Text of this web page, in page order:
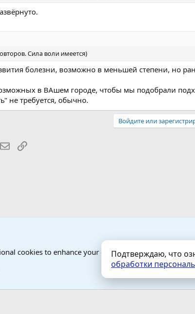
Сила воли имеется)
болезни, возможно в меньшей степени, но
в ВАшем городе, чтобы мы подобрали
не требуется, обычно.
Войдите или
Электронная почта
Ссылка
Контактная форма Условия и
cookies to enhance your experience.Подтверждаю, что
обработки